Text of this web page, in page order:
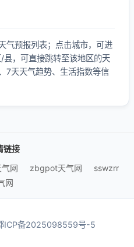
气预报列表；点击城市，可进
，可直接跳转至该地区的天
7天天气趋势、生活指数等信
链接
网 zbgpot天气网
sswzrr
网
ICP备2025098559号-5